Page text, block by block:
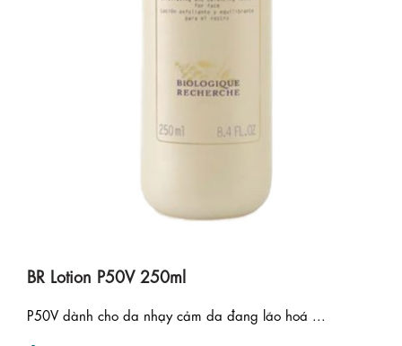
BR Lotion P50V 250ml
P50V dành cho da nhạy cảm da đang lão hoá ...